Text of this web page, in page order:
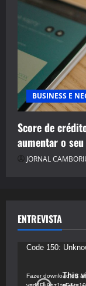
BUSINESS E
Score de
aumentar o seu
JORNAL
ENTREVISTA
Tocador
vídeo
Code 150:
Fazer download do